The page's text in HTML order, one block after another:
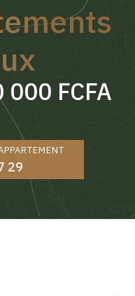
FCFA
29